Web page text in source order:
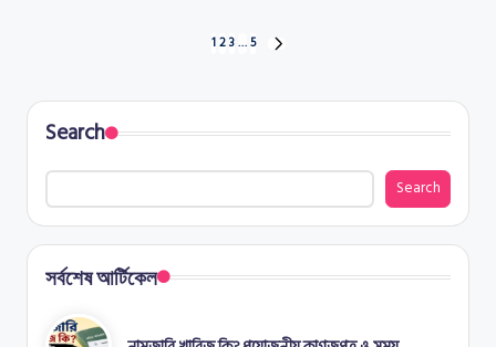
pagination
123…5
Search
Search
সর্বশেষ আর্টিকেল